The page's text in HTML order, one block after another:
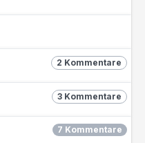
2 Kommentare
3 Kommentare
7 Kommentare